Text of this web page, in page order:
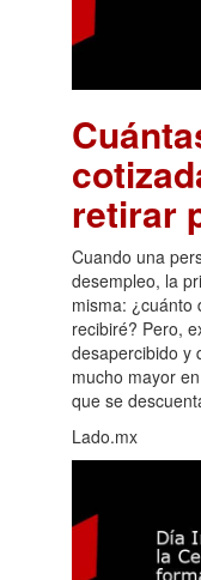
retirar
Cuando una
desempleo, la
misma: ¿cuánto
recibiré? Pero,
desapercibido y
mucho mayor
que se
Lado.mx